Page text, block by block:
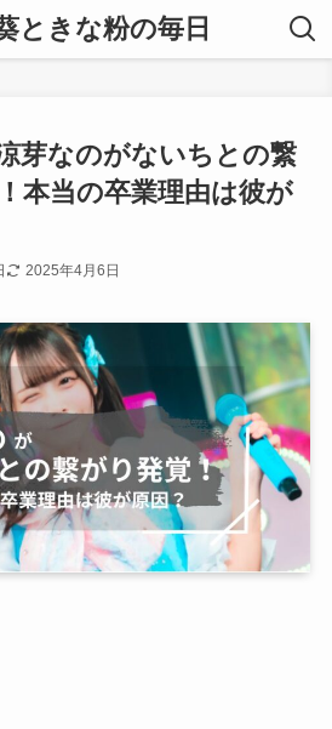
ときな粉の毎日
涼芽なのがないちとの繋
本当の卒業理由は彼が
2025年4月6日